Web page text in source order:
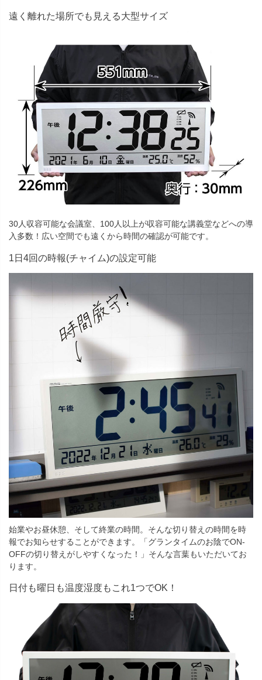
遠く離れた場所でも見える大型サイズ
30人収容可能な会議室、100人以上が収容可能な講義堂などへの導
入多数！広い空間でも遠くから時間の確認が可能です。
1日4回の時報(チャイム)の設定可能
始業やお昼休憩、そして終業の時間。そんな切り替えの時間を時
報でお知らせすることができます。「グランタイムのお陰でON-
OFFの切り替えがしやすくなった！」そんな言葉もいただいてお
ります。
日付も曜日も温度湿度もこれ1つでOK！